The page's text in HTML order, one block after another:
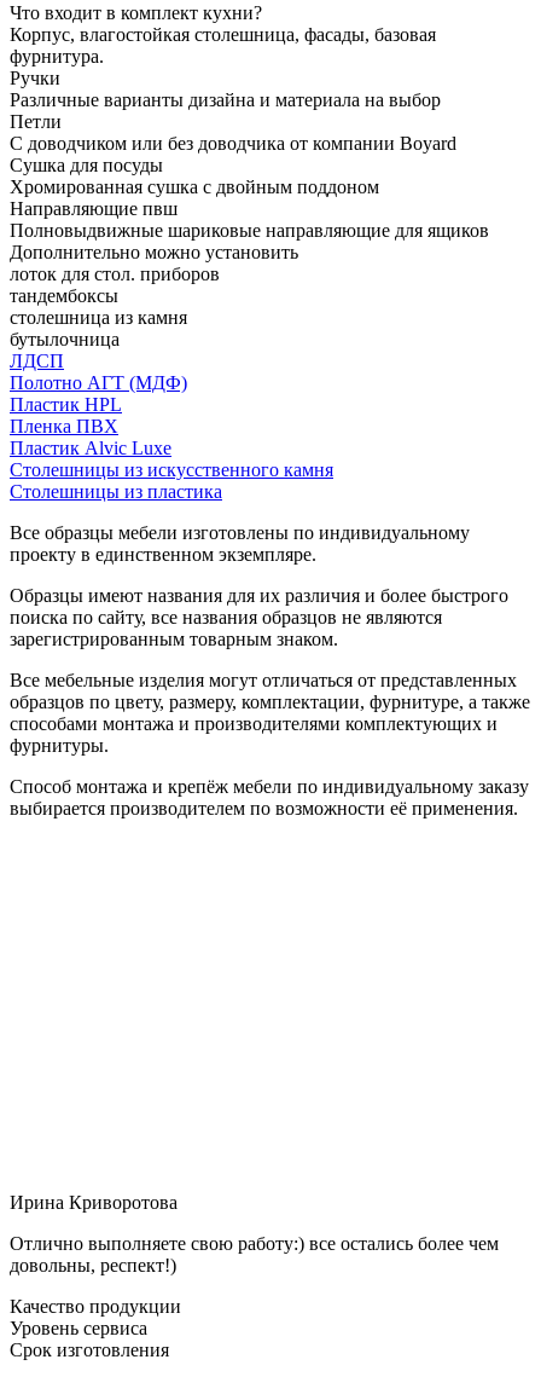
Что входит в комплект кухни?
Корпус, влагостойкая столешница, фасады, базовая
фурнитура.
Ручки
Различные варианты дизайна и материала на выбор
Петли
С доводчиком или без доводчика от компании Boyard
Сушка для посуды
Хромированная сушка с двойным поддоном
Направляющие пвш
Полновыдвижные шариковые направляющие для ящиков
Дополнительно можно установить
лоток для стол. приборов
тандембоксы
столешница из камня
бутылочница
ЛДСП
Полотно АГТ (МДФ)
Пластик HPL
Пленка ПВХ
Пластик Alvic Luxe
Столешницы из искусственного камня
Столешницы из пластика
Все образцы мебели изготовлены по индивидуальному
проекту в единственном экземпляре.
Образцы имеют названия для их различия и более быстрого
поиска по сайту, все названия образцов не являются
зарегистрированным товарным знаком.
Все мебельные изделия могут отличаться от представленных
образцов по цвету, размеру, комплектации, фурнитуре, а также
способами монтажа и производителями комплектующих и
фурнитуры.
Способ монтажа и крепёж мебели по индивидуальному заказу
выбирается производителем по возможности её применения.
Ирина Криворотова
Отлично выполняете свою работу:) все остались более чем
довольны, респект!)
Качество продукции
Уровень сервиса
Срок изготовления